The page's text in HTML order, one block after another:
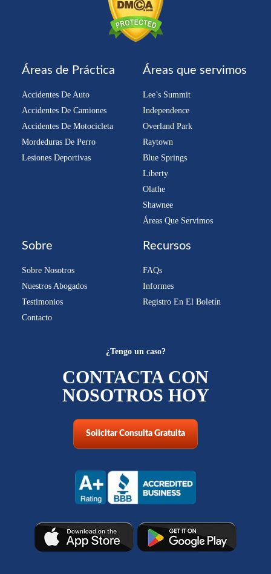
Áreas de Práctica
Accidentes De Auto
Accidentes De Camiones
Accidentes De Motocicleta
Mordeduras De Perro
Lesiones Deportivas
Áreas que servimos
Lee’s Summit
Independence
Overland Park
Raytown
Blue Springs
Liberty
Olathe
Shawnee
Áreas Que Servimos
Sobre
Sobre Nosotros
Nuestros Abogados
Testimonios
Contacto
Recursos
FAQs
Informes
Registro En El Boletín
¿Tengo un caso?
CONTACTA CON
NOSOTROS HOY
Solicitar Consulta Gratuita